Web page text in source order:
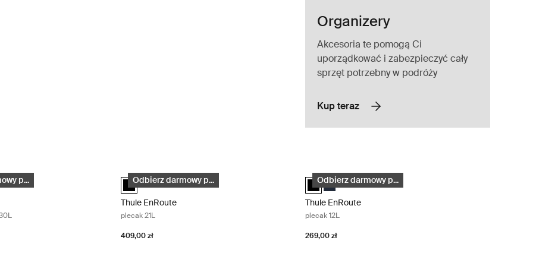
Organizery
Akcesoria te pomogą Ci
uporządkować i zabezpieczyć cały
sprzęt potrzebny w podróży
Kup teraz
turystyczny 30L Black
p...30L Czarny (selected)
Thule EnRoute plecak 21L Black
Odbierz darmowy p...
Thule EnRoute backpack 21L Czarny (selected)
Thule EnRoute
plecak 21L
409,00 zł
Thule EnRoute plecak 12L Black
Odbierz darmowy p...
Thule EnRoute backpack 12L Czarny (selected)
Thule EnRoute backpack 12L Miękki niebieski/
Thule EnRoute
plecak 12L
269,00 zł